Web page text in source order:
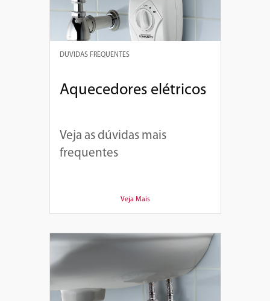
DÚVIDAS FREQUENTES
Aquecedores elétricos
Veja as dúvidas mais
frequentes
Veja Mais